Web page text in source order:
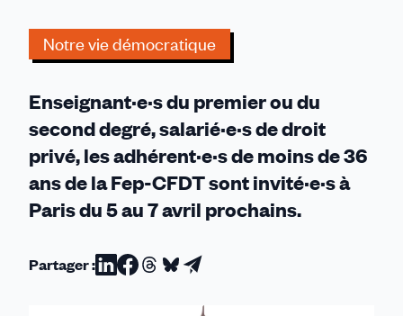
Notre vie démocratique
Enseignant·e·s du premier ou du
second degré, salarié·e·s de droit
privé, les adhérent·e·s de moins de 36
ans de la Fep-CFDT sont invité·e·s à
Paris du 5 au 7 avril prochains.
Partager :Partager
Partager
Partager
Partager
Partager
par